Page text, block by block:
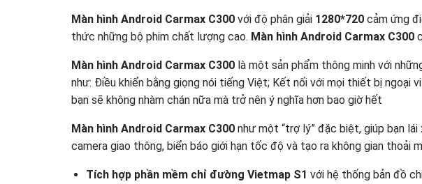
Màn hình Android Carmax C300 với độ phân giải 1280*720 cảm ứng
thức những bộ phim chất lượng cao. Màn hình Android Carmax C300
Màn hình Android Carmax C300 là một sản phẩm thông minh với
như: Điều khiển bằng giọng nói tiếng Việt; Kết nối với mọi thiết bị ngoại
bạn sẽ không nhàm chán nữa mà trở nên ý nghĩa hơn bao giờ hết
Màn hình Android Carmax C300 như một “trợ lý” đặc biệt, giúp bạn
camera giao thông, biển báo giới hạn tốc độ và tạo ra không gian thoải
Tích hợp phần mềm chỉ đường Vietmap S1 với hệ thống bản đồ